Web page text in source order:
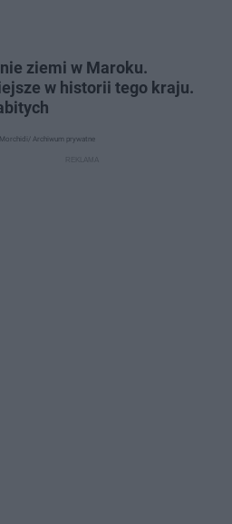
ziemi w Maroku.
w historii tego kraju.
Archiwum prywatne